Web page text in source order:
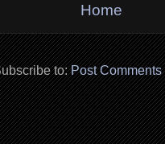
Home
to:Post Comments